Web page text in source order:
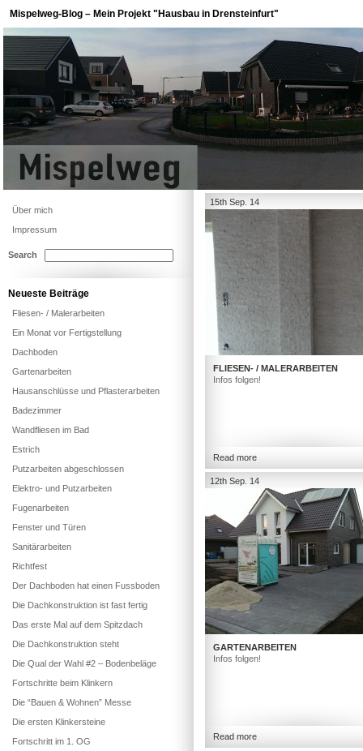
Mispelweg-Blog – Mein Projekt "Hausbau in Drensteinfurt"
15th Sep. 14
FLIESEN- / MALERARBEITEN
Infos folgen!
Read more
12th Sep. 14
GARTENARBEITEN
Infos folgen!
Read more
Über mich
Impressum
Search
Neueste Beiträge
Fliesen- / Malerarbeiten
Ein Monat vor Fertigstellung
Dachboden
Gartenarbeiten
Hausanschlüsse und Pflasterarbeiten
Badezimmer
Wandfliesen im Bad
Estrich
Putzarbeiten abgeschlossen
Elektro- und Putzarbeiten
Fugenarbeiten
Fenster und Türen
Sanitärarbeiten
Richtfest
Der Dachboden hat einen Fussboden
Die Dachkonstruktion ist fast fertig
Das erste Mal auf dem Spitzdach
Die Dachkonstruktion steht
Die Qual der Wahl #2 – Bodenbeläge
Fortschritte beim Klinkern
Die “Bauen & Wohnen” Messe
Die ersten Klinkersteine
Fortschritt im 1. OG